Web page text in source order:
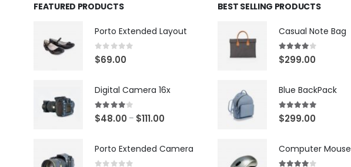
FEATURED PRODUCTS
Porto Extended Layout
0 out of 5
$69.00
Digital Camera 16x
4.00 out of 5
$48.00 – $111.00
Porto Extended Camera
BEST SELLING PRODUCTS
Casual Note Bag
4.00out of 5
$299.00
Blue BackPack
5.00out of 5
$299.00
Computer Mouse